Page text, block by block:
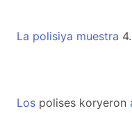
La polisiya muestra 4.
Los polises koryeron